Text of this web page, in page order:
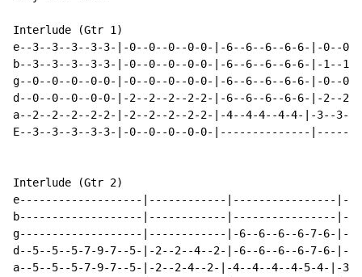
Interlude (Gtr 1)
e--3--3--3--3-3-|-0--0--0--0-0-|-6--6--6--6-6-|-0--
b--3--3--3--3-3-|-0--0--0--0-0-|-6--6--6--6-6-|-1--
g--0--0--0--0-0-|-0--0--0--0-0-|-6--6--6--6-6-|-0--
d--0--0--0--0-0-|-2--2--2--2-2-|-6--6--6--6-6-|-2--
a--2--2--2--2-2-|-2--2--2--2-2-|-4--4-4--4-4-|-3--3--
E--3--3--3--3-3-|-0--0--0--0-0-|--------------
Interlude (Gtr 2)
e-------------------|------------|----------------
b-------------------|------------|----------------
g-------------------|------------|-6--6--6--6-7-6-|-
d--5--5--5-7-9-7--5-|-2--2--4--2-|-6--6--6--6-7-6-|-
a--5--5--5-7-9-7--5-|-2--2-4--2-|-4--4--4--4-5-4-|-